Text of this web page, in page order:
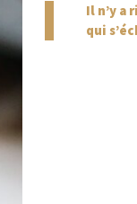
Il n’y a
qui